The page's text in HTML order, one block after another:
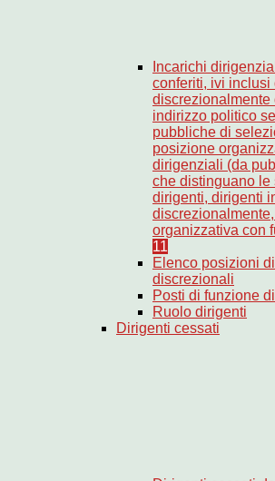
Incarichi
conferiti, ivi inclusi
discrezionalmente
indirizzo politico
pubbliche di
posizione
dirigenziali (da
che distinguano le
dirigenti, dirigenti
organizzativa con
11
Elenco posizioni
discrezionali
Posti di funzione
Ruolo dirigenti
Dirigenti cessati